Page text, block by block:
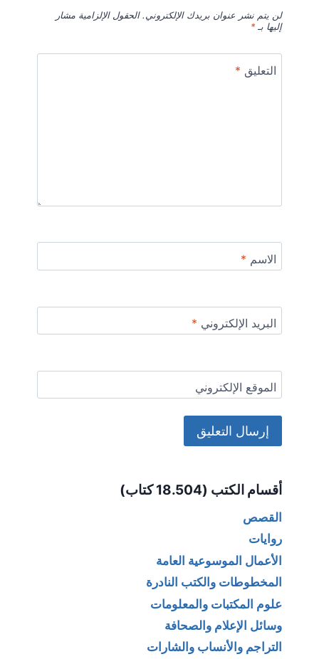
لن يتم نشر عنوان بريدك الإلكتروني. الحقول الإلزامية مشار
إليها بـ*
التعليق *
الاسم *
البريد الإلكتروني *
الموقع الإلكتروني
أقسام الكتب (18.504 كتاب)
القصص
روايات
الأعمال الموسوعية العامة
المخطوطات والكتب النادرة
علوم المكتبات والمعلومات
وسائل الإعلام والصحافة
التراجم والأنساب والشارات